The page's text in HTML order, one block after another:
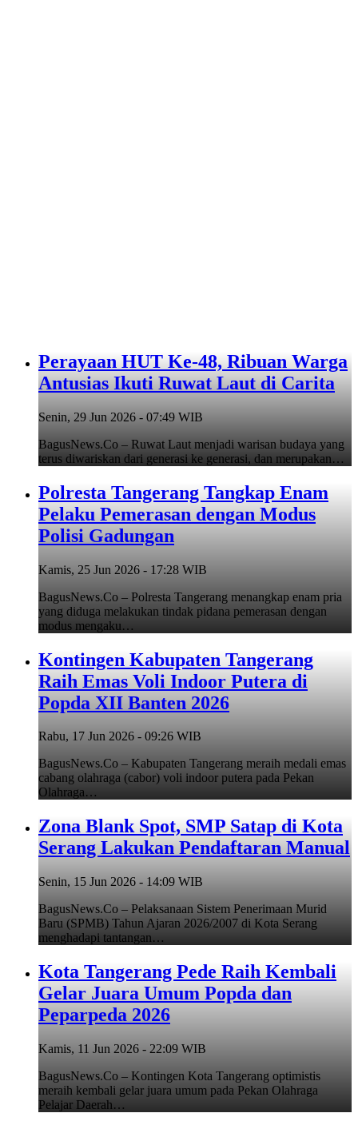
Perayaan HUT Ke-48, Ribuan Warga
Antusias Ikuti Ruwat Laut di Carita
Senin, 29 Jun 2026 - 07:49 WIB
BagusNews.Co – Ruwat Laut menjadi warisan budaya yang
terus diwariskan dari generasi ke generasi, dan merupakan…
Polresta Tangerang Tangkap Enam
Pelaku Pemerasan dengan Modus
Polisi Gadungan
Kamis, 25 Jun 2026 - 17:28 WIB
BagusNews.Co – Polresta Tangerang menangkap enam pria
yang diduga melakukan tindak pidana pemerasan dengan
modus mengaku…
Kontingen Kabupaten Tangerang
Raih Emas Voli Indoor Putera di
Popda XII Banten 2026
Rabu, 17 Jun 2026 - 09:26 WIB
BagusNews.Co – Kabupaten Tangerang meraih medali emas
cabang olahraga (cabor) voli indoor putera pada Pekan
Olahraga…
Zona Blank Spot, SMP Satap di Kota
Serang Lakukan Pendaftaran Manual
Senin, 15 Jun 2026 - 14:09 WIB
BagusNews.Co – Pelaksanaan Sistem Penerimaan Murid
Baru (SPMB) Tahun Ajaran 2026/2007 di Kota Serang
menghadapi tantangan…
Kota Tangerang Pede Raih Kembali
Gelar Juara Umum Popda dan
Peparpeda 2026
Kamis, 11 Jun 2026 - 22:09 WIB
BagusNews.Co – Kontingen Kota Tangerang optimistis
meraih kembali gelar juara umum pada Pekan Olahraga
Pelajar Daerah…